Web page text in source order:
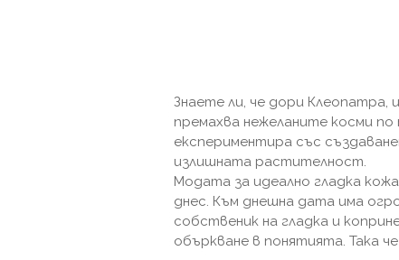
Знаете ли, че дори Клеопатра,
премахва нежеланите косми
експериментира със
излишната растителност.
Модата за идеално гладка
днес. Към днешна дата има
собственик на гладка и
объркване в понятията. Така